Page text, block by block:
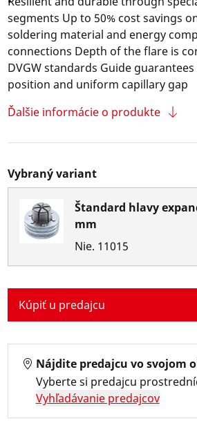
segments Up to 50% cost savings
soldering material and energy
connections Depth of the flare is
DVGW standards Guide
position and uniform capillary gap
Ďalšie informácie o produkte
Vybraný variant
Štandard hlavy
mm
Nie. 11015
Kúpiť u predajcu
Nájdite predajcu vo svojom
Vyberte si predajcu
Vyhľadávanie predajcov